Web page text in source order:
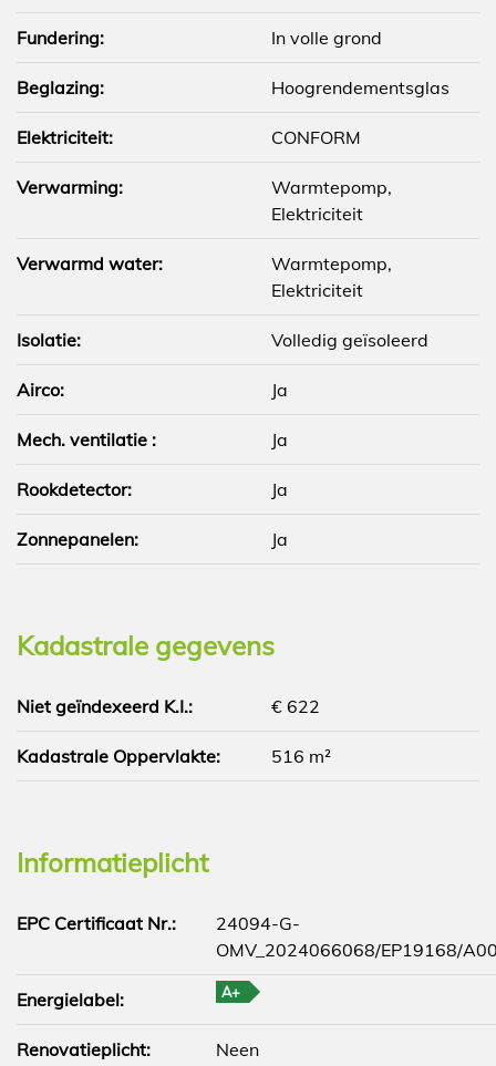
Fundering: In volle grond
Beglazing: Hoogrendementsglas
Elektriciteit: CONFORM
Verwarming:
Warmtepomp,
Elektriciteit
Verwarmd water:
Warmtepomp,
Elektriciteit
Isolatie: Volledig geïsoleerd
Airco: Ja
Mech. ventilatie : Ja
Rookdetector: Ja
Zonnepanelen: Ja
Kadastrale gegevens
Niet geïndexeerd K.I.: € 622
Kadastrale Oppervlakte: 516 m²
Informatieplicht
EPC Certificaat Nr.:
24094-G-
OMV_2024066068/EP19168/
Energielabel: A+
Renovatieplicht: Neen